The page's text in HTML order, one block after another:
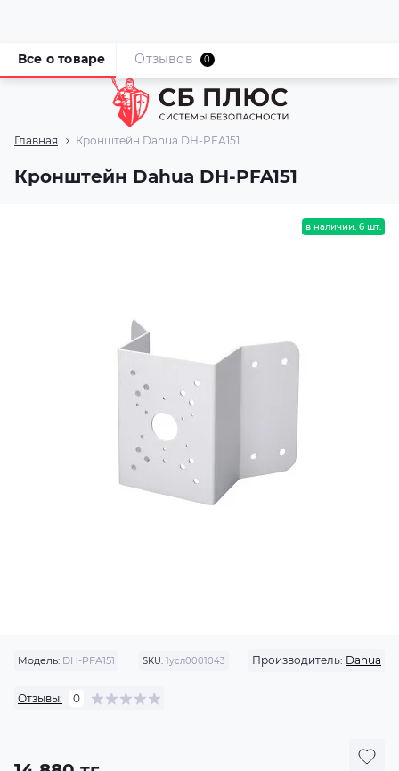
Главная Кронштейн Dahua DH-PFA151
Кронштейн Dahua DH-PFA151
Все о товаре Отзывов 0
в наличии: 6 шт.
Модель: DH-PFA151 SKU:1усл0001043 Производитель: Dahua
Отзывы: 0